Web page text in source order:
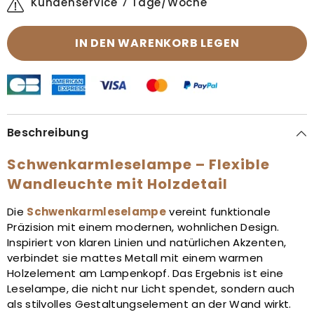
IN DEN WARENKORB LEGEN
Beschreibung
Schwenkarmleselampe – Flexible
Wandleuchte mit Holzdetail
Die Schwenkarmleselampevereint funktionale
Präzision mit einem modernen, wohnlichen Design.
Inspiriert von klaren Linien und natürlichen Akzenten,
verbindet sie mattes Metall mit einem warmen
Holzelement am Lampenkopf. Das Ergebnis ist eine
Leselampe, die nicht nur Licht spendet, sondern auch
als stilvolles Gestaltungselement an der Wand wirkt.